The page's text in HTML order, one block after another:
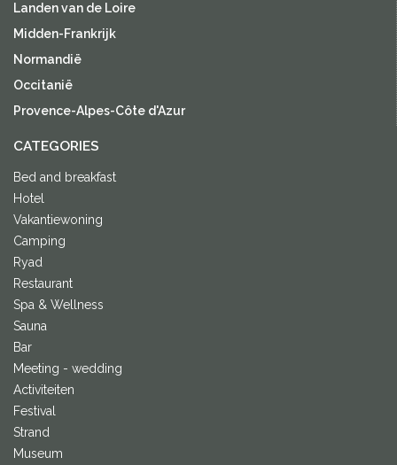
Landen van de Loire
Midden-Frankrijk
Normandië
Occitanië
Provence-Alpes-Côte d'Azur
CATEGORIES
Bed and breakfast
Hotel
Vakantiewoning
Camping
Ryad
Restaurant
Spa & Wellness
Sauna
Bar
Meeting - wedding
Activiteiten
Festival
Strand
Museum